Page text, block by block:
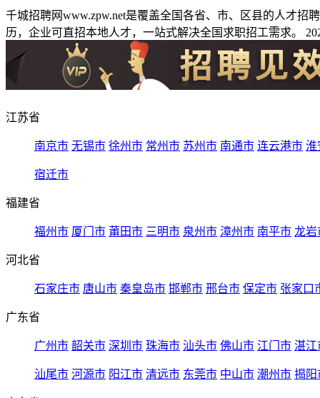
千城招聘网www.zpw.net是覆盖全国各省、市、区县的人才
历，企业可直招本地人才，一站式解决全国求职招工需求。
江苏省
南京市 无锡市 徐州市 常州市 苏州市 南通市 连云港市 淮
宿迁市
福建省
福州市 厦门市 莆田市 三明市 泉州市 漳州市 南平市 龙岩
河北省
石家庄市 唐山市 秦皇岛市 邯郸市 邢台市 保定市 张家口
广东省
广州市 韶关市 深圳市 珠海市 汕头市 佛山市 江门市 湛江
汕尾市 河源市 阳江市 清远市 东莞市 中山市 潮州市 揭阳